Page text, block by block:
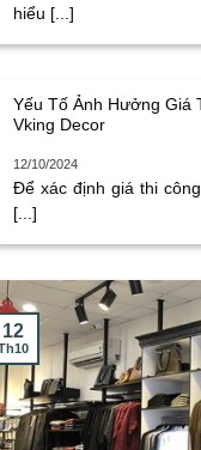
hiểu [...]
Yếu Tố Ảnh Hưởng Giá
Vking Decor
12/10/2024
Để xác định giá thi
[...]
12